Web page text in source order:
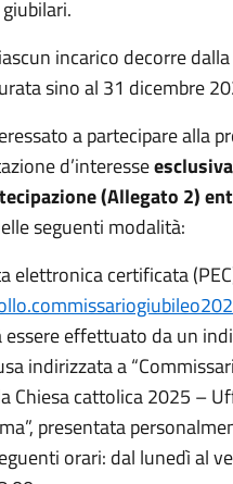
incarico decorre
sino al 31 dicembre
a partecipare alla
d’interesse
(Allegato 2)
seguenti modalità:
elettronica certificata
effettuato da un
indirizzata a
Chiesa cattolica 2025 –
presentata
orari: dal lunedì al